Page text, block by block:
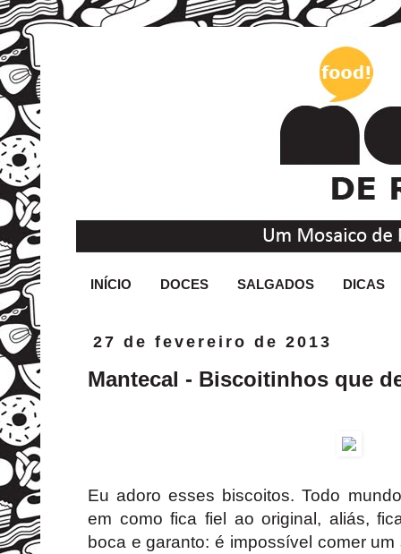
INÍCIO DOCES SALGADOS DICAS
27 de fevereiro de 2013
Mantecal - Biscoitinhos que
Eu adoro esses biscoitos. Todo
em como fica fiel ao original, aliás,
boca e garanto: é impossível comer